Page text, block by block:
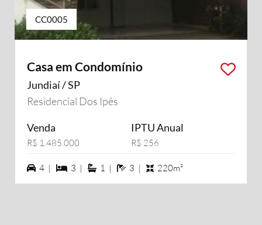
CC0005
Casa em Condomínio
Jundiaí / SP
Residencial Dos Ipês
Venda
R$ 1.485.000
IPTU Anual
R$ 256
4 vagas na garagem
4 | 3 dormiórios
3 | 1 suítes
1 | 3 banheiros
3 | 220m²